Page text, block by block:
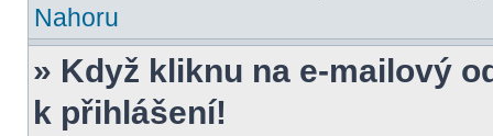
Nahoru
» Když kliknu na e-mailový
k přihlášení!